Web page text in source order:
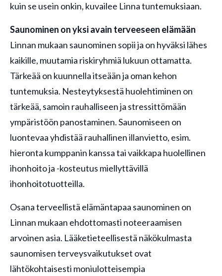
kuin se usein onkin, kuvailee Linna tuntemuksiaan.
Saunominen on yksi avain terveeseen elämään
Linnan mukaan saunominen sopii ja on hyväksi lähes
kaikille, muutamia riskiryhmiä lukuun ottamatta.
Tärkeää on kuunnella itseään ja oman kehon
tuntemuksia. Nesteytyksestä huolehtiminen on
tärkeää, samoin rauhalliseen ja stressittömään
ympäristöön panostaminen. Saunomiseen on
luontevaa yhdistää rauhallinen illanvietto, esim.
hieronta kumppanin kanssa tai vaikkapa huolellinen
ihonhoito ja -kosteutus miellyttävillä
ihonhoitotuotteilla.
Osana terveellistä elämäntapaa saunominen on
Linnan mukaan ehdottomasti noteeraamisen
arvoinen asia. Lääketieteellisestä näkökulmasta
saunomisen terveysvaikutukset ovat
lähtökohtaisesti moniulotteisempia